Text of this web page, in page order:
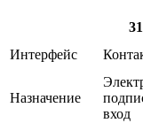
Интерфейс
Назначение
вход